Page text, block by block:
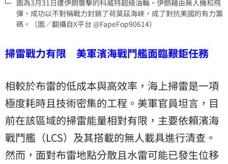
圖為3月31日遭伊朗襲擊的科威特超級油輪。伊朗藉由無人機和飛
彈，成功以不對稱戰力封鎖了荷莫茲海峽，成了對抗美國的有力籌
碼。（圖／翻攝自X平台 @FapeFop90614）
掃雷戰力有限 美軍濱海戰鬥艦面臨艱鉅任務
相較於布雷的低成本與高效率，海上掃雷是一項
極度耗時且技術密集的工程。美軍官員坦言，目
前在該區域的掃雷能量相對有限，主要依賴濱海
戰鬥艦（LCS）及其搭載的無人載具進行清查。
然而，面對布雷地點分散且水雷可能已發生位移